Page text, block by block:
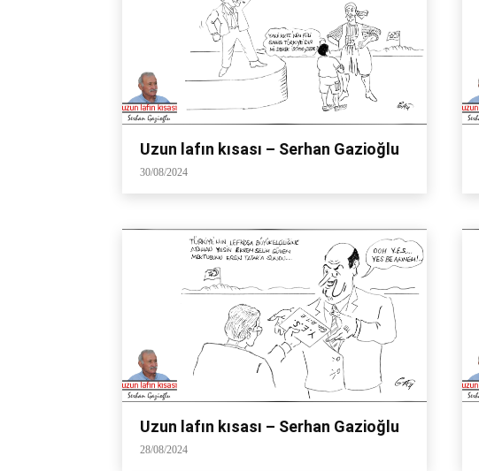
Uzun lafın kısası – Serhan Gazioğlu
30/08/2024
Uzun lafın kısası – Serhan Gazioğlu
28/08/2024